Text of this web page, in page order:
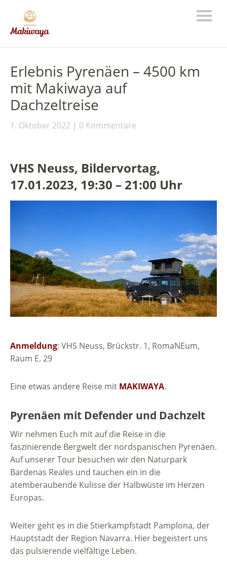
Erlebnis Pyrenäen – 4500 km
mit Makiwaya auf
Dachzeltreise
1. Oktober 2022 0 Kommentare
VHS Neuss, Bildervortag,
17.01.2023, 19:30 – 21:00 Uhr
Anmeldung: VHS Neuss, Brückstr. 1, RomaNEum,
Raum E. 29
Eine etwas andere Reise mit MAKIWAYA.
Pyrenäen mit Defender und Dachzelt
Wir nehmen Euch mit auf die Reise in die
faszinierende Bergwelt der nordspanischen Pyrenäen.
Auf unserer Tour besuchen wir den Naturpark
Bardenas Reales und tauchen ein in die
atemberaubende Kulisse der Halbwüste im Herzen
Europas.
Weiter geht es in die Stierkampfstadt Pamplona, der
Hauptstadt der Region Navarra. Hier begeistert uns
das pulsierende vielfältige Leben.